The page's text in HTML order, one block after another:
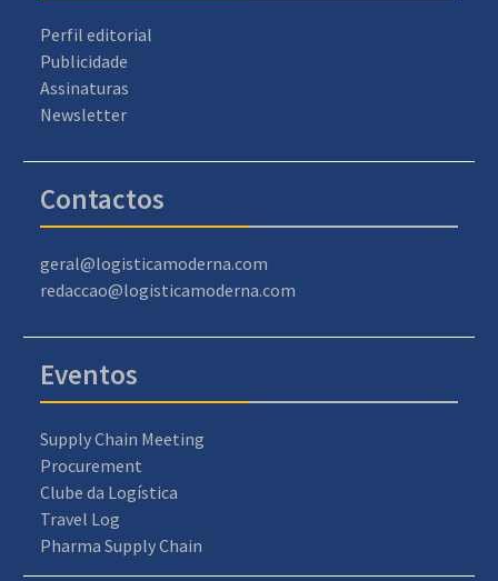
Perfil editorial
Publicidade
Assinaturas
Newsletter
Contactos
geral@logisticamoderna.com
redaccao@logisticamoderna.com
Eventos
Supply Chain Meeting
Procurement
Clube da Logística
Travel Log
Pharma Supply Chain